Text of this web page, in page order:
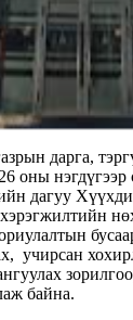
дарга,
оны
дагуу
учирсан
байна.